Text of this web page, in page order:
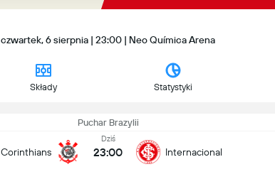
czwartek, 6 sierpnia | 23:00 | Neo Química Arena
Składy Statystyki
Puchar Brazylii
Corinthians
Dziś
23:00 Internacional